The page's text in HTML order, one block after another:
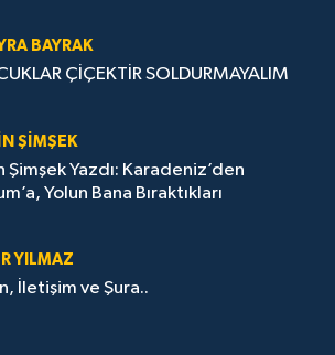
BAYRAK
ÇİÇEKTİR SOLDURMAYALIM
ŞIMŞEK
Şimşek Yazdı: Karadeniz’den
Yolun Bana Bıraktıkları
YILMAZ
İletişim ve Şura..